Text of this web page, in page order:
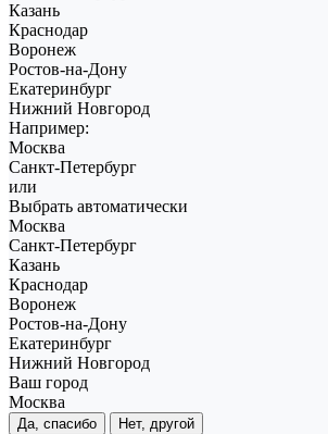
Казань
Краснодар
Воронеж
Ростов-на-Дону
Екатеринбург
Нижний Новгород
Например:
Москва
Санкт-Петербург
или
Выбрать автоматически
Москва
Санкт-Петербург
Казань
Краснодар
Воронеж
Ростов-на-Дону
Екатеринбург
Нижний Новгород
Ваш город
Москва
Да, спасибо Нет, другой